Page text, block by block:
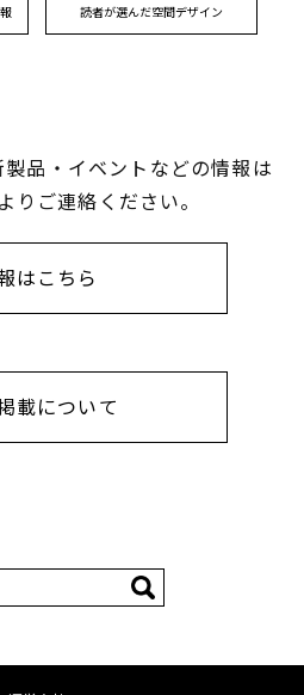
読者が選んだ空間デザイン
品・イベントなどの情報は
りご連絡ください。
はこちら
載について